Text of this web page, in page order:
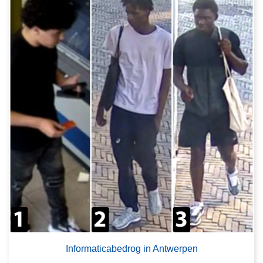
Informaticabedrog in Antwerpen